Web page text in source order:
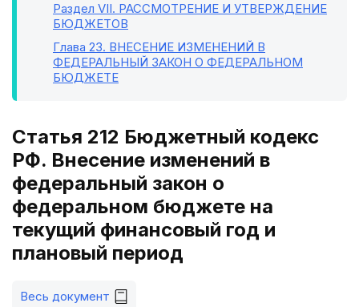
Раздел VII. РАССМОТРЕНИЕ И УТВЕРЖДЕНИЕ
БЮДЖЕТОВ
Глава 23. ВНЕСЕНИЕ ИЗМЕНЕНИЙ В
ФЕДЕРАЛЬНЫЙ ЗАКОН О ФЕДЕРАЛЬНОМ
БЮДЖЕТЕ
Статья 212 Бюджетный кодекс
РФ. Внесение изменений в
федеральный закон о
федеральном бюджете на
текущий финансовый год и
плановый период
Весь документ